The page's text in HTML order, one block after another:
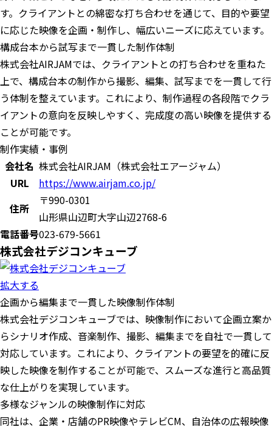
す。クライアントとの綿密な打ち合わせを通じて、目的や要望
に応じた映像を企画・制作し、幅広いニーズに応えています。
構成台本から試写まで一貫した制作体制
株式会社AIRJAMでは、クライアントとの打ち合わせを重ねた
上で、構成台本の制作から撮影、編集、試写までを一貫して行
う体制を整えています。これにより、制作過程の各段階でクラ
イアントの意向を反映しやすく、完成度の高い映像を提供する
ことが可能です。
制作実績・事例
会社名 株式会社AIRJAM（株式会社エアージャム）
URL
https://www.airjam.co.jp/
住所
〒990-0301
山形県山辺町大字山辺2768-6
電話番号023-679-5661
株式会社デジコンキューブ
拡大する
企画から編集まで一貫した映像制作体制
株式会社デジコンキューブでは、映像制作において企画立案か
らシナリオ作成、音楽制作、撮影、編集までを自社で一貫して
対応しています。これにより、クライアントの要望を的確に反
映した映像を制作することが可能で、スムーズな進行と高品質
な仕上がりを実現しています。
多様なジャンルの映像制作に対応
同社は、企業・店舗のPR映像やテレビCM、自治体の広報映像